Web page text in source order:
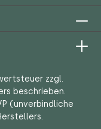
zzgl.
beschrieben.
(unverbindliche